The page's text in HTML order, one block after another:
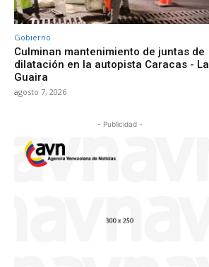
Gobierno
Culminan mantenimiento de juntas de
dilatación en la autopista Caracas - La
Guaira
agosto 7, 2026
- Publicidad -